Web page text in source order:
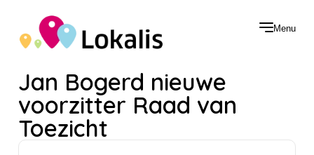
Menu
Jan Bogerd nieuwe
voorzitter Raad van
Toezicht